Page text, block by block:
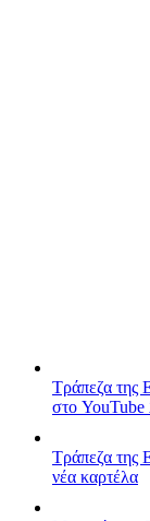
Τράπεζα της
στο YouTube
Τράπεζα της
νέα καρτέλα